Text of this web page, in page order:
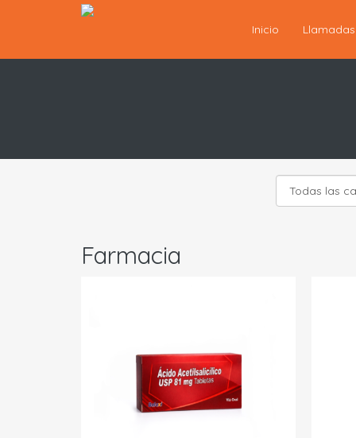
Inicio Llamadas
Farmacia